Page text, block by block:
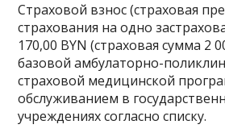
Страховой взнос (страховая
страхования на одно
170,00 BYN (страховая сумма 2
базовой амбулаторно-
страховой медицинской
обслуживанием в
учреждениях согласно списку.